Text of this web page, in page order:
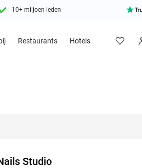
10+ miljoen leden
Restaurants Hotels
Studio